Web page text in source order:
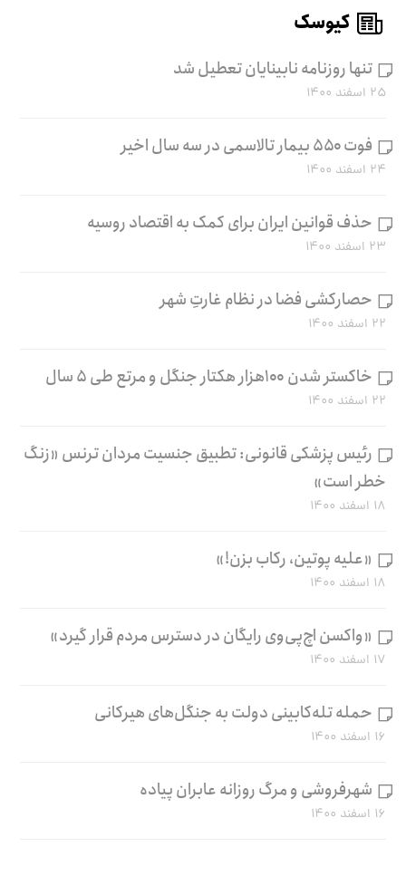
کیوسک
تنها روزنامه نابینایان تعطیل شد
۲۵ اسفند ۱۴۰۰
فوت ۵۵۰ بیمار تالاسمی در سه سال اخیر
۲۴ اسفند ۱۴۰۰
حذف قوانین ایران برای کمک به اقتصاد روسیه
۲۳ اسفند ۱۴۰۰
حصارکشی فضا در نظام غارتِ شهر
۲۲ اسفند ۱۴۰۰
خاکستر شدن ۱۰۰هزار هکتار جنگل و مرتع طی ۵ سال
۲۲ اسفند ۱۴۰۰
رئیس پزشکی قانونی: تطبیق جنسیت مردان ترنس «زنگ
خطر است»
۱۸ اسفند ۱۴۰۰
«علیه پوتین، رکاب بزن!»
۱۸ اسفند ۱۴۰۰
«واکسن اچ‌پی‌وی رایگان در دسترس مردم قرار گیرد»
۱۷ اسفند ۱۴۰۰
حمله تله‌کابینی دولت به جنگل‌های هیرکانی
۱۶ اسفند ۱۴۰۰
شهرفروشی و مرگ روزانه عابران پیاده
۱۶ اسفند ۱۴۰۰